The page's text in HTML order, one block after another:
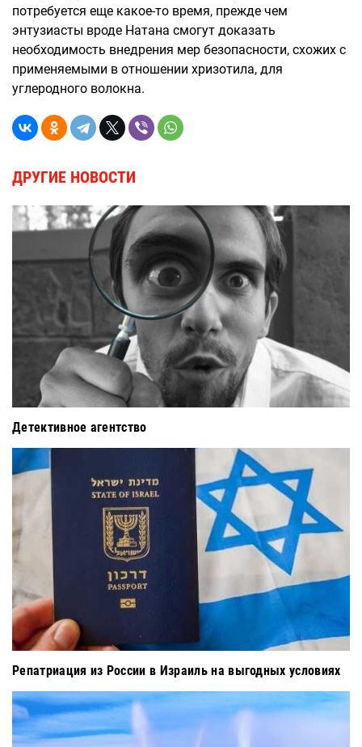
потребуется еще какое-то время, прежде чем
энтузиасты вроде Натана смогут доказать
необходимость внедрения мер безопасности, схожих с
применяемыми в отношении хризотила, для
углеродного волокна.
ДРУГИЕ НОВОСТИ
Детективное агентство
Репатриация из России в Израиль на выгодных условиях